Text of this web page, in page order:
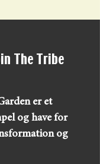
The Tribe
er et
og have for
og